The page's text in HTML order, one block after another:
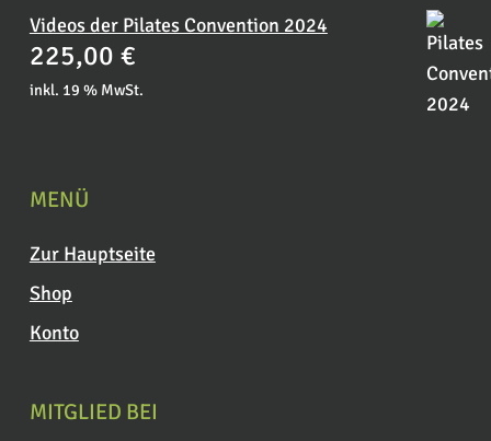
Videos der Pilates Convention 2024
225,00 €
inkl. 19 % MwSt.
MENÜ
Zur Hauptseite
Shop
Konto
MITGLIED BEI